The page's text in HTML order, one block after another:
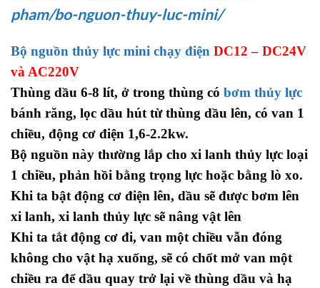
pham/bo-nguon-thuy-luc-mini/
Bộ nguồn thủy lực mini chạy điện DC12 – DC24V
và AC220V
Thùng dầu 6-8 lít, ở trong thùng có bơm thủy lực
bánh răng, lọc dầu hút từ thùng dầu lên, có van 1
chiều, động cơ điện 1,6-2.2kw.
Bộ nguồn này thường lắp cho xi lanh thủy lực loại
1 chiều, phản hồi bằng trọng lực hoặc bằng lò xo.
Khi ta bật động cơ điện lên, dầu sẽ được bơm lên
xi lanh, xi lanh thủy lực sẽ nâng vật lên
Khi ta tắt động cơ đi, van một chiều vẫn đóng
không cho vật hạ xuống, sẽ có chốt mở van một
chiều ra để dầu quay trở lại về thùng dầu và hạ